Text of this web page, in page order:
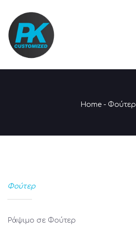
Home - Φούτερ
Φούτερ
Ράψιμο σε Φούτερ